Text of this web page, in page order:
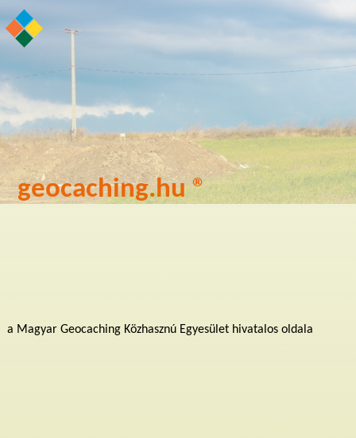
geocaching.hu ®
a Magyar Geocaching Közhasznú Egyesület hivatalos oldala